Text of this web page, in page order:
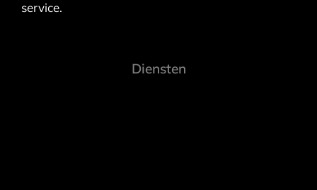
service.
Diensten